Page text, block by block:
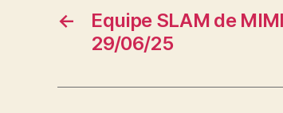
←
Equipe SLAM de
29/06/25